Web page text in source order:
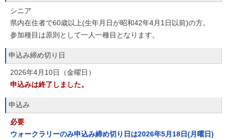
シニア
県内在住者で60歳以上(生年月日が昭和42年4月1日以前)の方。
参加種目は原則として一人一種目となります。
申込み締め切り日
2026年4月10日（金曜日）
申込みは終了しました。
申込み
必要
ウォークラリーのみ申込み締め切り日は2026年5月18日(月曜日)